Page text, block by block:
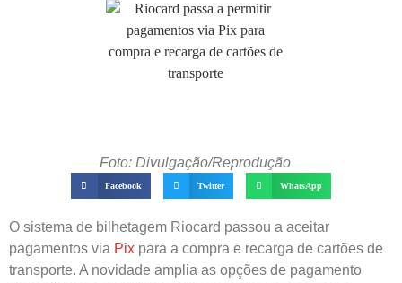
Foto: Divulgação/Reprodução
Facebook Twitter WhatsApp
O sistema de bilhetagem Riocard passou a aceitar
pagamentos via Pix para a compra e recarga de cartões de
transporte. A novidade amplia as opções de pagamento